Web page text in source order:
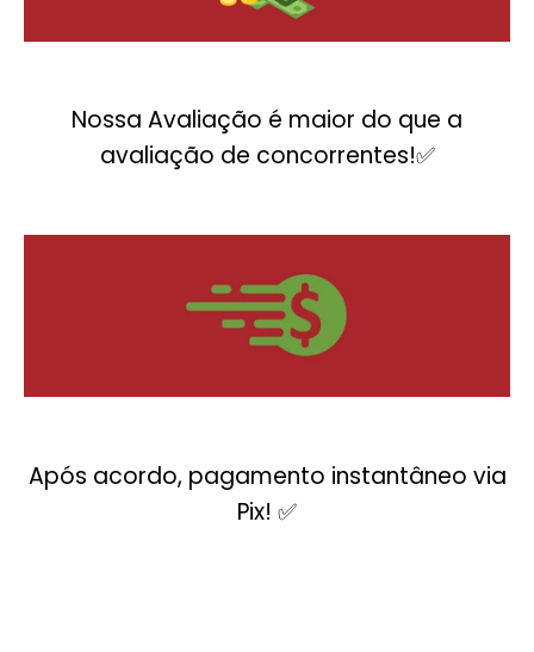
Nossa Avaliação é maior do que a
avaliação de concorrentes!✅
Após acordo, pagamento instantâneo via
Pix! ✅